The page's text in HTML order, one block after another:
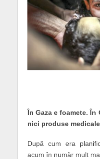
În Gaza e foamete.
nici produse medicale
După cum era
acum în număr mult